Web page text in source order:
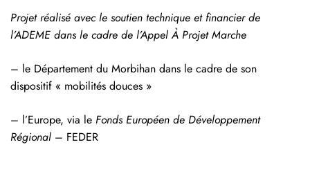
Projet réalisé avec le soutien technique et financier de
l’ADEME dans le cadre de l’Appel À Projet Marche
– le Département du Morbihan dans le cadre de son
dispositif « mobilités douces »
– l’Europe, via le Fonds Européen de Développement
Régional – FEDER